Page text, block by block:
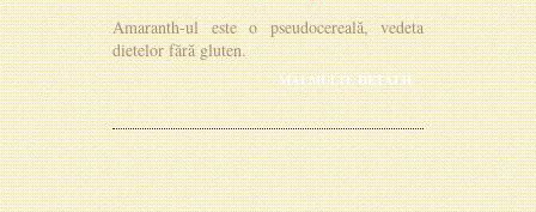
Amaranth-ul este o pseudocereală, vedeta
dietelor fără gluten.
MAI MULTE DETALII